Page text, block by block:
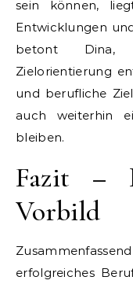
sein können,
Entwicklungen
betont Dina,
Zielorientierung
und berufliche
auch weiterhin
bleiben.
Fazit –
Vorbild
erfolgreiches